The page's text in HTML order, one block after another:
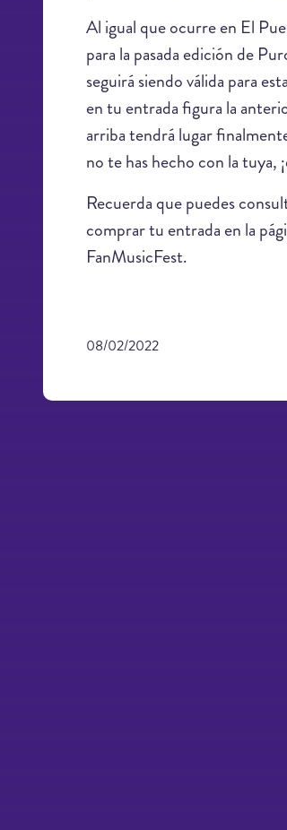
Al igual que ocurre en El
para la pasada edición de
seguirá siendo válida para
en tu entrada figura la
arriba tendrá lugar
no te has hecho con la tuya,
Recuerda que puedes
comprar tu entrada en la
FanMusicFest.
08/02/2022